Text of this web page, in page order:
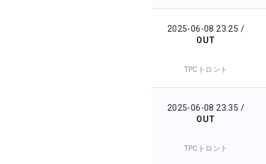
2025-06-08 23:25 /
OUT
TPCトロント
2025-06-08 23:35 /
OUT
TPCトロント